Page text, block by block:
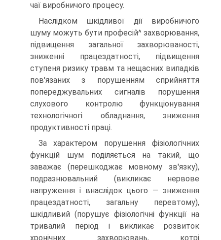
чаї виробничого процесу.
Наслідком шкідливої дії виробничого
шуму можуть бути професій^ захворювання,
підвищення загальної захворюваності,
зниженні працездатності, підвищення
ступеня ризику травм та нещасних випадків
пов'язаних з порушенням сприйняття
попереджувальних сигналів порушення
слухового контролю функціонування
технологічногі обладнання, зниження
продуктивності праці.
За характером порушення фізіологічних
функцій шум поділяється на такий, що
заважає (перешкоджає мовному зв'язку),
подразнювальний (викликає нервове
напруження і внаслідок цього — зниження
працездатності, загальну перевтому),
шкідливий (порушує фізіологічні функції на
тривалий період і викликає розвиток
хронічних захворювань, котрі